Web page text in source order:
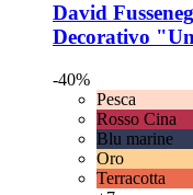
David
Decorativo
-40%
Pesca
Rosso Cina
Blu marine
Oro
Terracotta